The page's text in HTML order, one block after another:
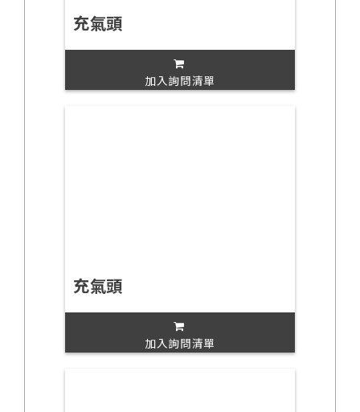
充氣頭
加入詢問清單
充氣頭
加入詢問清單